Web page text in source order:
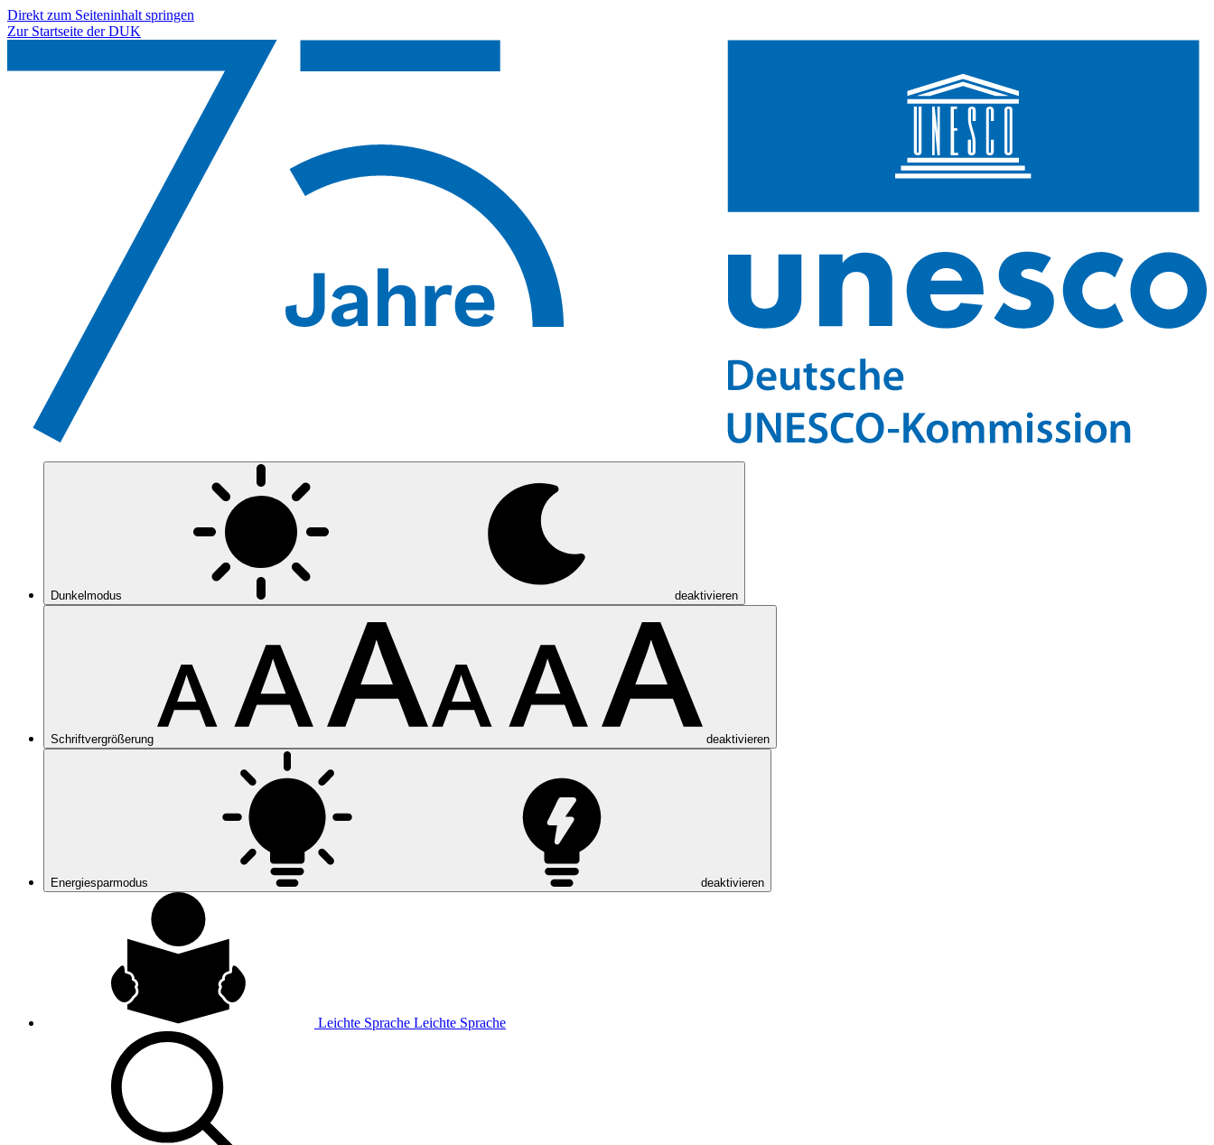
Direkt zum Seiteninhalt springen
Zur Startseite der DUK
Dunkelmodus deaktivieren
Schriftvergrößerung deaktivieren
Energiesparmodus deaktivieren
Leichte Sprache Leichte Sprache